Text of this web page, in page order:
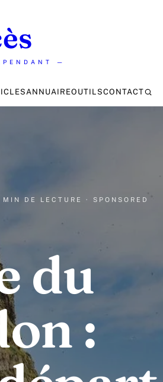
—
ANNUAIREOUTILSCONTACT
MIN DE LECTURE · SPONSORED
du
: